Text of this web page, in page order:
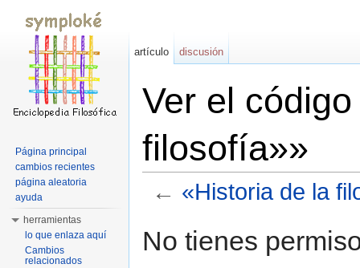
Ver el
filosofía»»
← «Historia de la
No tienes
artículo discusión
Página principal
cambios recientes
página aleatoria
ayuda
herramientas
lo que enlaza aquí
Cambios
relacionados